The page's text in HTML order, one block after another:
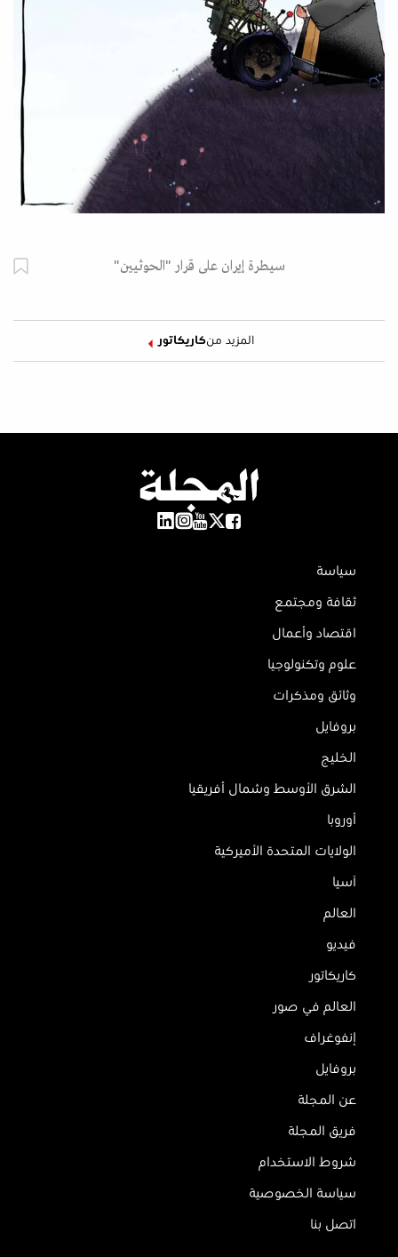
سيطرة إيران على قرار "الحوثيين"
المزيد منكاريكاتور
سياسة
ثقافة ومجتمع
اقتصاد وأعمال
علوم وتكنولوجيا
وثائق ومذكرات
بروفايل
الخليج
الشرق الأوسط وشمال أفريقيا
أوروبا
الولايات المتحدة الأميركية
آسيا
العالم
فيديو
كاريكاتور
العالم في صور
إنفوغراف
بروفايل
عن المجلة
فريق المجلة
شروط الاستخدام
سياسة الخصوصية
اتصل بنا